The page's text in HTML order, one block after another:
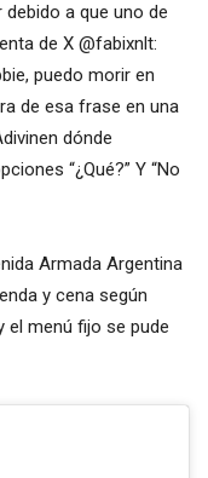
a que uno de
de X @fabixnlt:
puedo morir en
de esa frase en una
dónde
“¿Qué?” Y “No
Armada Argentina
y cena según
el menú fijo se pude